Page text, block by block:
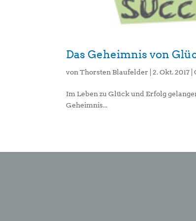
Das Geheimnis von
vonThorsten Blaufelder |2. Okt. 2017 |
Im Leben zu Glück und Erfolg
Geheimnis...